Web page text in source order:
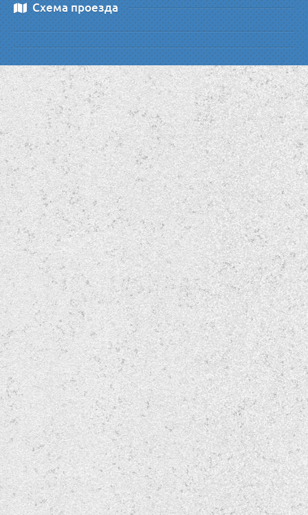
Схема проезда